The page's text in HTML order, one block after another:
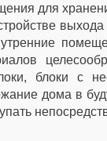
для
блоки с
дома в